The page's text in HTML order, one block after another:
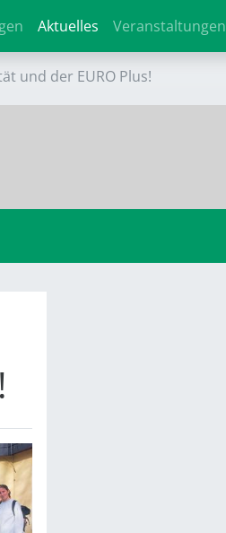
Aktuelles Veranstaltungen
und der EURO Plus!